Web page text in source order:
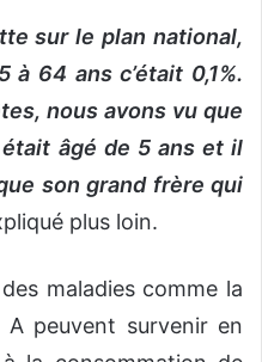
sur le plan national,
64 ans c’était 0,1%.
nous avons vu que
âgé de 5 ans et il
son grand frère qui
plus loin.
maladies comme la
A peuvent survenir en